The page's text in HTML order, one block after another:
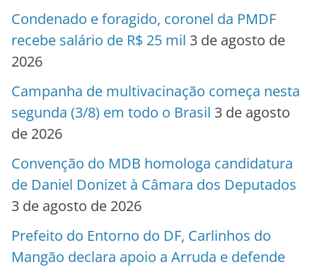
Condenado e foragido, coronel da PMDF
recebe salário de R$ 25 mil 3 de agosto de
2026
Campanha de multivacinação começa nesta
segunda (3/8) em todo o Brasil 3 de agosto
de 2026
Convenção do MDB homologa candidatura
de Daniel Donizet à Câmara dos Deputados
3 de agosto de 2026
Prefeito do Entorno do DF, Carlinhos do
Mangão declara apoio a Arruda e defende